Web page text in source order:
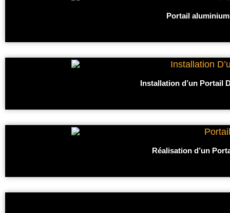
Portail
Installation d’un Portail
Réalisation d’un